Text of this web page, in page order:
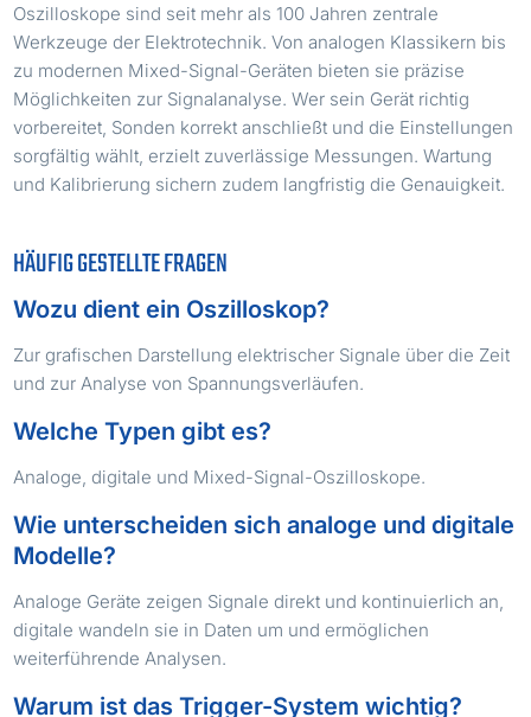
Oszilloskope sind seit mehr als 100 Jahren zentrale
Werkzeuge der Elektrotechnik. Von analogen Klassikern bis
zu modernen Mixed-Signal-Geräten bieten sie präzise
Möglichkeiten zur Signalanalyse. Wer sein Gerät richtig
vorbereitet, Sonden korrekt anschließt und die Einstellungen
sorgfältig wählt, erzielt zuverlässige Messungen. Wartung
und Kalibrierung sichern zudem langfristig die Genauigkeit.
HÄUFIG GESTELLTE FRAGEN
Wozu dient ein Oszilloskop?
Zur grafischen Darstellung elektrischer Signale über die Zeit
und zur Analyse von Spannungsverläufen.
Welche Typen gibt es?
Analoge, digitale und Mixed-Signal-Oszilloskope.
Wie unterscheiden sich analoge und digitale
Modelle?
Analoge Geräte zeigen Signale direkt und kontinuierlich an,
digitale wandeln sie in Daten um und ermöglichen
weiterführende Analysen.
Warum ist das Trigger-System wichtig?